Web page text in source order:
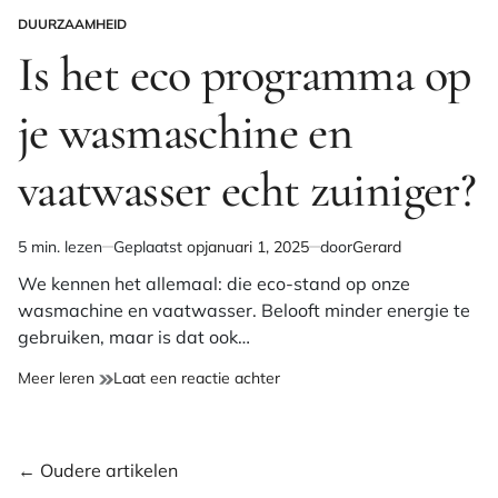
GEPLAATST
DUURZAAMHEID
Is het eco programma op
je wasmaschine en
vaatwasser echt zuiniger?
Geschatte
leestijd
5 min. lezen Geplaatst opjanuari 1, 2025 doorGerard
We kennen het allemaal: die eco-stand op onze
wasmachine en vaatwasser. Belooft minder energie te
gebruiken, maar is dat ook…
Meer leren Laat een reactie achterop
Berichten
← Oudere artikelen